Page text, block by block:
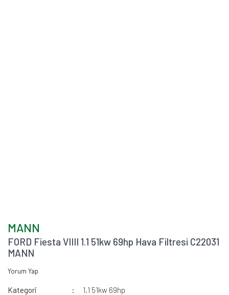
MANN
FORD Fiesta VIIII 1.1 51kw 69hp Hava Filtresi C22031
MANN
Yorum Yap
Kategori
1.1 51kw 69hp